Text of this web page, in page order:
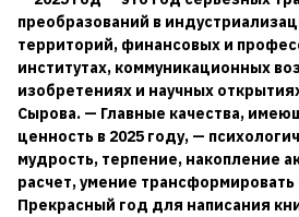
преобразований в
территорий, финансовых и
институтах, коммуникационных
изобретениях и научных
Сырова. — Главные качества,
ценность в 2025 году, —
мудрость, терпение, накопление
расчет, умение
Прекрасный год для написания